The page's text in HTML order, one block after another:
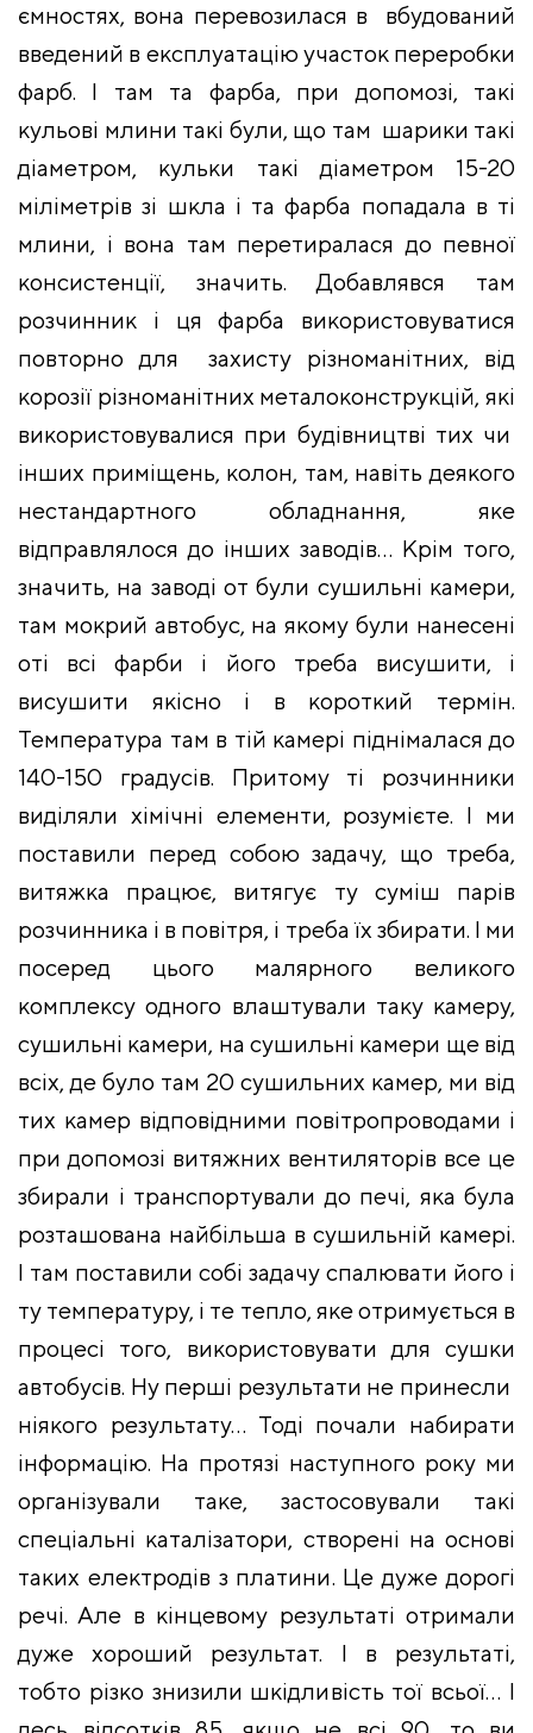
ємностях, вона перевозилася в вбудований
введений в експлуатацію участок переробки
фарб. І там та фарба, при допомозі, такі
кульові млини такі були, що там шарики такі
діаметром, кульки такі діаметром 15-20
міліметрів зі шкла і та фарба попадала в ті
млини, і вона там перетиралася до певної
консистенції, значить. Добавлявся там
розчинник і ця фарба використовуватися
повторно для захисту різноманітних, від
корозії різноманітних металоконструкцій, які
використовувалися при будівництві тих чи
інших приміщень, колон, там, навіть деякого
нестандартного обладнання, яке
відправлялося до інших заводів… Крім того,
значить, на заводі от були сушильні камери,
там мокрий автобус, на якому були нанесені
оті всі фарби і його треба висушити, і
висушити якісно і в короткий термін.
Температура там в тій камері піднімалася до
140-150 градусів. Притому ті розчинники
виділяли хімічні елементи, розумієте. І ми
поставили перед собою задачу, що треба,
витяжка працює, витягує ту суміш парів
розчинника і в повітря, і треба їх збирати. І ми
посеред цього малярного великого
комплексу одного влаштували таку камеру,
сушильні камери, на сушильні камери ще від
всіх, де було там 20 сушильних камер, ми від
тих камер відповідними повітропроводами і
при допомозі витяжних вентиляторів все це
збирали і транспортували до печі, яка була
розташована найбільша в сушильній камері.
І там поставили собі задачу спалювати його і
ту температуру, і те тепло, яке отримується в
процесі того, використовувати для сушки
автобусів. Ну перші результати не принесли
ніякого результату… Тоді почали набирати
інформацію. На протязі наступного року ми
організували таке, застосовували такі
спеціальні каталізатори, створені на основі
таких електродів з платини. Це дуже дорогі
речі. Але в кінцевому результаті отримали
дуже хороший результат. І в результаті,
тобто різко знизили шкідливість тої всьої… І